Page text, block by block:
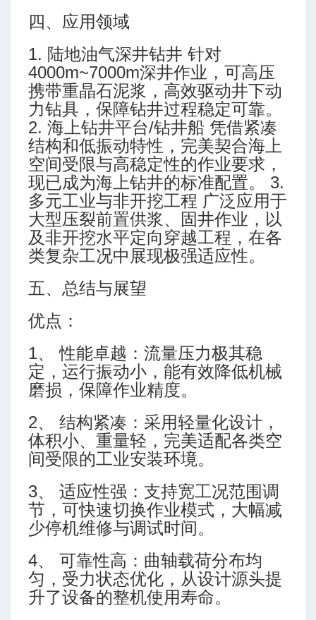
量推荐
界充填排量
四、应用领域
1. 陆地油气深井钻井 针对
4000m~7000m深井作业，可高压
携带重晶石泥浆，高效驱动井下动
力钻具，保障钻井过程稳定可靠。
2. 海上钻井平台/钻井船 凭借紧凑
结构和低振动特性，完美契合海上
空间受限与高稳定性的作业要求，
现已成为海上钻井的标准配置。 3.
多元工业与非开挖工程 广泛应用于
大型压裂前置供浆、固井作业，以
及非开挖水平定向穿越工程，在各
类复杂工况中展现极强适应性。
五、总结与展望
优点：
1、 性能卓越：流量压力极其稳
定，运行振动小，能有效降低机械
磨损，保障作业精度。
2、 结构紧凑：采用轻量化设计，
体积小、重量轻，完美适配各类空
间受限的工业安装环境。
3、 适应性强：支持宽工况范围调
节，可快速切换作业模式，大幅减
少停机维修与调试时间。
4、 可靠性高：曲轴载荷分布均
匀，受力状态优化，从设计源头提
升了设备的整机使用寿命。